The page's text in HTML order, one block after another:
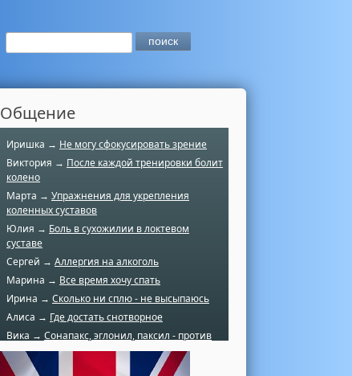
Общение
Иришка → Не могу сфокусировать зрение
Виктория → После каждой тренировки болит
колено
Марта → Упражнения для укрепления
коленных суставов
Юлия → Боль в сухожилии в локтевом
суставе
Сергей → Аллергия на алкоголь
Марина → Все время хочу спать
Ирина → Сколько ни сплю - не высыпаюсь
Алиса → Где достать снотворное
Вика → Сонапакс, эглонил, паксил - против
чего?
Катерина →
Боль в колене при нагрузке